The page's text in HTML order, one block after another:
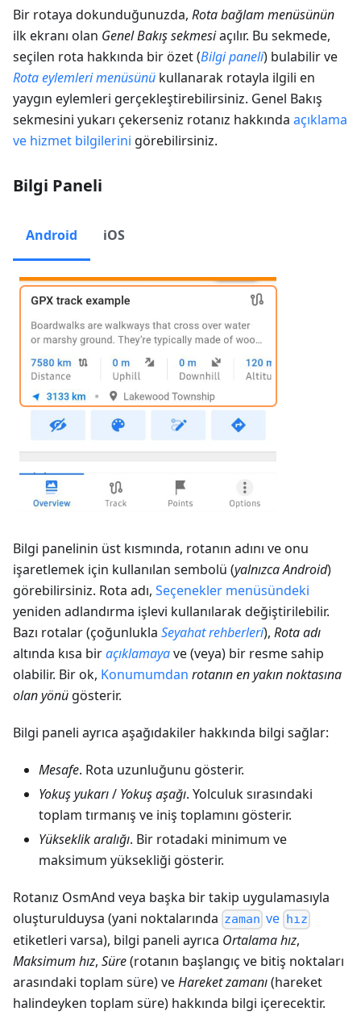
Bir rotaya dokunduğunuzda, Rota bağlam menüsünün
ilk ekranı olan Genel Bakış sekmesiaçılır. Bu sekmede,
seçilen rota hakkında bir özet (Bilgi paneli) bulabilir ve
Rota eylemleri menüsünü kullanarak rotayla ilgili en
yaygın eylemleri gerçekleştirebilirsiniz. Genel Bakış
sekmesini yukarı çekerseniz rotanız hakkında açıklama
ve hizmet bilgilerini görebilirsiniz.
Bilgi Paneli
Android iOS
Bilgi panelinin üst kısmında, rotanın adını ve onu
işaretlemek için kullanılan sembolü (yalnızca Android)
görebilirsiniz. Rota adı, Seçenekler menüsündeki
yeniden adlandırma işlevi kullanılarak değiştirilebilir.
Bazı rotalar (çoğunlukla Seyahat rehberleri), Rota adı
altında kısa biraçıklamayave (veya) bir resme sahip
olabilir. Bir ok, Konumumdan rotanın en yakın noktasına
olan yönü gösterir.
Bilgi paneli ayrıca aşağıdakiler hakkında bilgi sağlar:
Mesafe. Rota uzunluğunu gösterir.
Yokuş yukarı/ Yokuş aşağı. Yolculuk sırasındaki
toplam tırmanış ve iniş toplamını gösterir.
Yükseklik aralığı. Bir rotadaki minimum ve
maksimum yüksekliği gösterir.
Rotanız OsmAnd veya başka bir takip uygulamasıyla
oluşturulduysa (yani noktalarında zaman ve hız
etiketleri varsa), bilgi paneli ayrıca Ortalama hız,
Maksimum hız, Süre(rotanın başlangıç ve bitiş noktaları
arasındaki toplam süre) veHareket zamanı(hareket
halindeyken toplam süre) hakkında bilgi içerecektir.